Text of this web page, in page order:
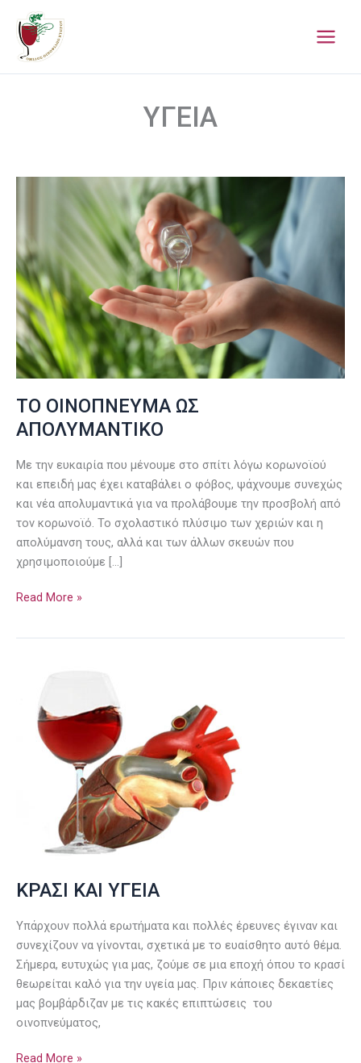
Μετάβαση
περιεχόμενο
ΥΓΕΙΑ
ΤΟ ΟΙΝΟΠΝΕΥΜΑ ΩΣ
ΑΠΟΛΥΜΑΝΤΙΚΟ
Με την ευκαιρία που μένουμε στο σπίτι λόγω κορωνοϊού
και επειδή μας έχει καταβάλει ο φόβος, ψάχνουμε συνεχώς
και νέα απολυμαντικά για να προλάβουμε την προσβολή από
τον κορωνοϊό. Το σχολαστικό πλύσιμο των χεριών και η
απολύμανση τους, αλλά και των άλλων σκευών που
χρησιμοποιούμε […]
ΟΙΝΟΠΝΕΥΜΑ
ΑΠΟΛΥΜΑΝΤΙΚΟ
Read More »
ΚΡΑΣΙ ΚΑΙ ΥΓΕΙΑ
Υπάρχουν πολλά ερωτήματα και πολλές έρευνες έγιναν και
συνεχίζουν να γίνονται, σχετικά με το ευαίσθητο αυτό θέμα.
Σήμερα, ευτυχώς για μας, ζούμε σε μια εποχή όπου το κρασί
θεωρείται καλό για την υγεία μας. Πριν κάποιες δεκαετίες
μας βομβάρδιζαν με τις κακές επιπτώσεις του
οινοπνεύματος,
ΥΓΕΙΑ
Read More »